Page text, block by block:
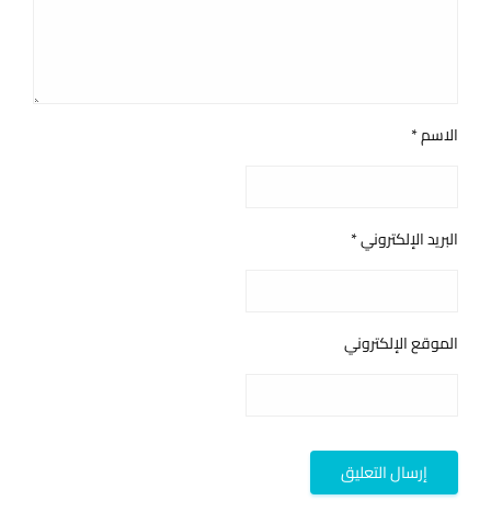
الاسم*
البريد الإلكتروني*
الموقع الإلكتروني